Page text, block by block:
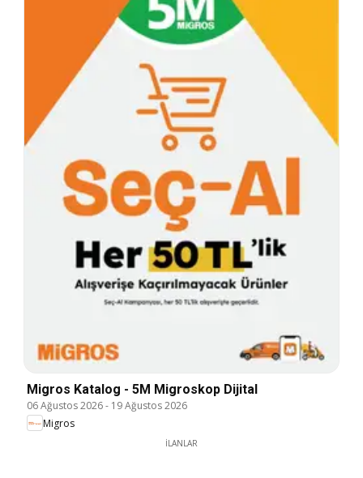
Migros Katalog - 5M Migroskop Dijital
06 Ağustos 2026- 19 Ağustos 2026
Migros
İLANLAR